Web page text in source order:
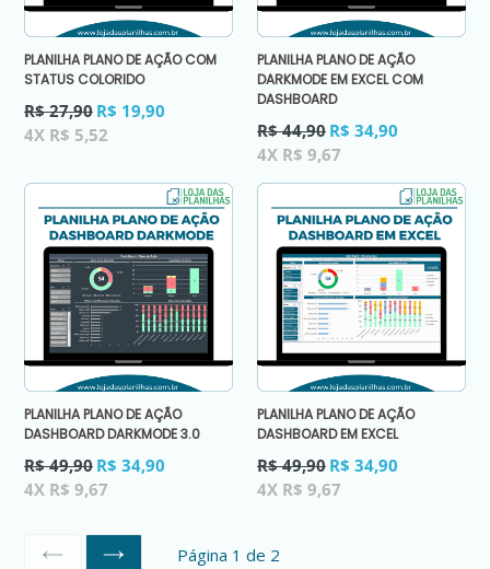
PLANILHA PLANO DE AÇÃO COM
STATUS COLORIDO
Preço
normal
R$ 27,90 R$ 19,90
4X R$ 5,52
PLANILHA PLANO DE AÇÃO
DARKMODE EM EXCEL COM
DASHBOARD
Preço
normal
R$ 44,90 R$ 34,90
4X R$ 9,67
PLANILHA PLANO DE AÇÃO
DASHBOARD DARKMODE 3.0
Preço
normal
R$ 49,90 R$ 34,90
4X R$ 9,67
PLANILHA PLANO DE AÇÃO
DASHBOARD EM EXCEL
Preço
normal
R$ 49,90 R$ 34,90
4X R$ 9,67
Página 1 de 2